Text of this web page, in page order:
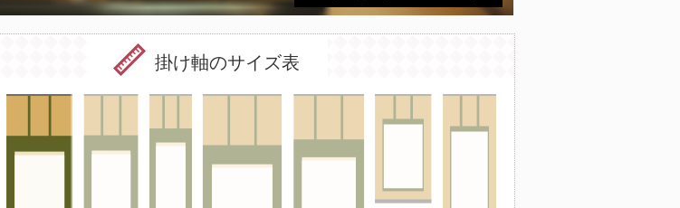
掛け軸のサイズ表